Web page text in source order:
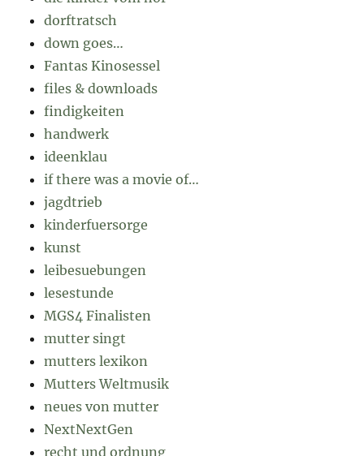
dorftratsch
down goes…
Fantas Kinosessel
files & downloads
findigkeiten
handwerk
ideenklau
if there was a movie of…
jagdtrieb
kinderfuersorge
kunst
leibesuebungen
lesestunde
MGS4 Finalisten
mutter singt
mutters lexikon
Mutters Weltmusik
neues von mutter
NextNextGen
recht und ordnung